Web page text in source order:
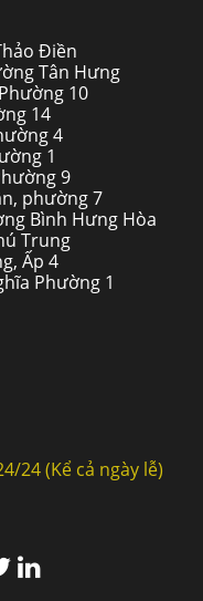
Điền
Tân Hưng
10
14
4
1
9
phường 7
Bình Hưng Hòa
Trung
Ấp 4
Phường 1
24 (Kể cả ngày lễ)